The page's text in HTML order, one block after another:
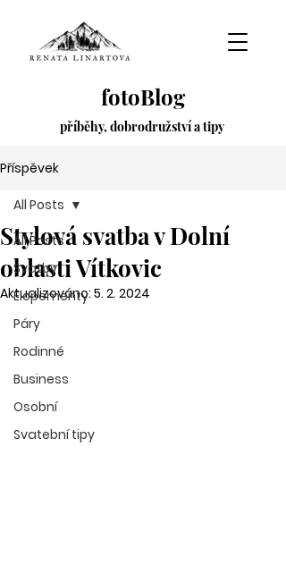
fotoBlog
příběhy,dobrodružstvía tipy
Příspěvek
All Posts
Svatby
Elopementy
Páry
Rodinné
Business
Osobní
Svatební tipy
All Posts
Stylová svatba v Dolní
oblasti Vítkovic
Aktualizováno: 5. 2. 2024